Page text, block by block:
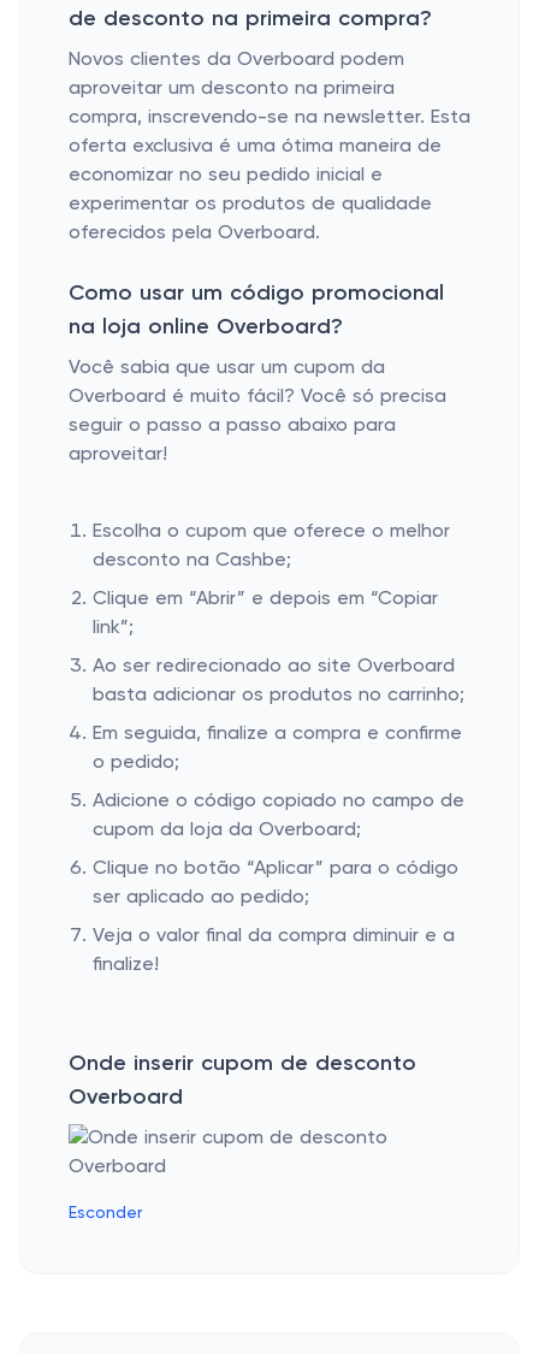
de desconto na primeira compra?
Novos clientes da Overboard podem
aproveitar um desconto na primeira
compra, inscrevendo-se na newsletter. Esta
oferta exclusiva é uma ótima maneira de
economizar no seu pedido inicial e
experimentar os produtos de qualidade
oferecidos pela Overboard.
Como usar um código promocional
na loja online Overboard?
Você sabia que usar um cupom da
Overboard é muito fácil? Você só precisa
seguir o passo a passo abaixo para
aproveitar!
Escolha o cupom que oferece o melhor
desconto na Cashbe;
Clique em “Abrir” e depois em “Copiar
link”;
Ao ser redirecionado ao site Overboard
basta adicionar os produtos no carrinho;
Em seguida, finalize a compra e confirme
o pedido;
Adicione o código copiado no campo de
cupom da loja da Overboard;
Clique no botão “Aplicar” para o código
ser aplicado ao pedido;
Veja o valor final da compra diminuir e a
finalize!
Onde inserir cupom de desconto
Overboard
Esconder